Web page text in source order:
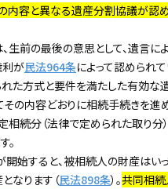
内容と異なる遺産分割協議が認
生前の最後の意思として、遺言に
が民法964条によって認められて
た方式と要件を満たした有効な
その内容どおりに相続手続きを進
相続分（法律で定められた取り分
。
開始すると、被相続人の財産は
なります（民法898条）。共同相